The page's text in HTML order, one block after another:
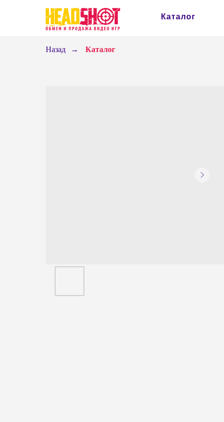
Каталог
Назад → Каталог